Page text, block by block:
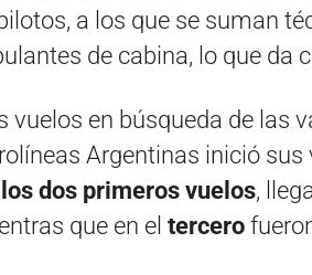
a los que se suman
de cabina, lo que da
vuelos en búsqueda de las
Argentinas inició
los dos primeros vuelos,
que en el tercero